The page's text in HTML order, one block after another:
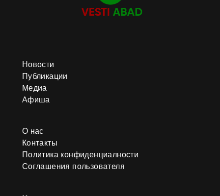
Новости
Публикации
Медиа
Афиша
О нас
Контакты
Политика конфиденциалности
Соглашения пользователя